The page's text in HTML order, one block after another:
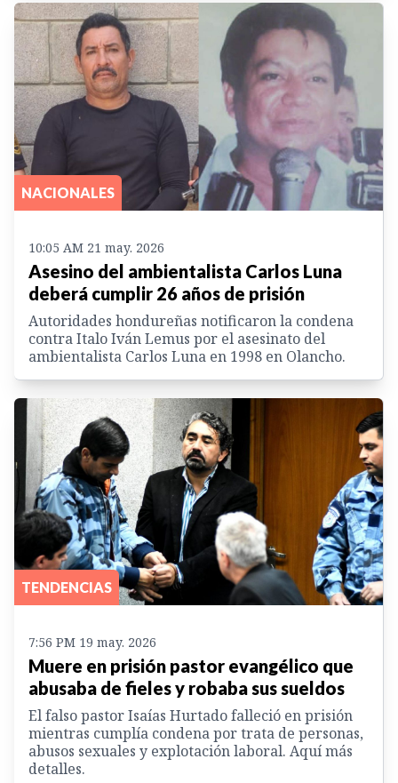
NACIONALES
10:05 AM 21 may. 2026
Asesino del ambientalista Carlos Luna
deberá cumplir 26 años de prisión
Autoridades hondureñas notificaron la condena
contra Italo Iván Lemus por el asesinato del
ambientalista Carlos Luna en 1998 en Olancho.
TENDENCIAS
7:56 PM 19 may. 2026
Muere en prisión pastor evangélico que
abusaba de fieles y robaba sus sueldos
El falso pastor Isaías Hurtado falleció en prisión
mientras cumplía condena por trata de personas,
abusos sexuales y explotación laboral. Aquí más
detalles.